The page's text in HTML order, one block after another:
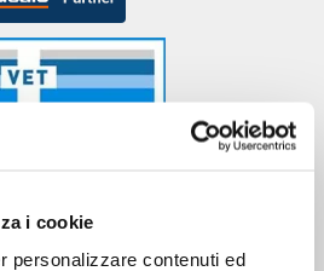
i cookie
personalizzare contenuti ed